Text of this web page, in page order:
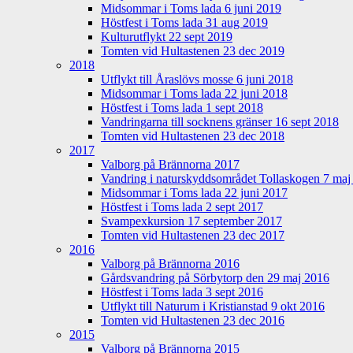
Midsommar i Toms lada 6 juni 2019
Höstfest i Toms lada 31 aug 2019
Kulturutflykt 22 sept 2019
Tomten vid Hultastenen 23 dec 2019
2018
Utflykt till Åraslövs mosse 6 juni 2018
Midsommar i Toms lada 22 juni 2018
Höstfest i Toms lada 1 sept 2018
Vandringarna till socknens gränser 16 sept 2018
Tomten vid Hultastenen 23 dec 2018
2017
Valborg på Brännorna 2017
Vandring i naturskyddsområdet Tollaskogen 7
Midsommar i Toms lada 22 juni 2017
Höstfest i Toms lada 2 sept 2017
Svampexkursion 17 september 2017
Tomten vid Hultastenen 23 dec 2017
2016
Valborg på Brännorna 2016
Gårdsvandring på Sörbytorp den 29 maj 2016
Höstfest i Toms lada 3 sept 2016
Utflykt till Naturum i Kristianstad 9 okt 2016
Tomten vid Hultastenen 23 dec 2016
2015
Valborg på Brännorna 2015